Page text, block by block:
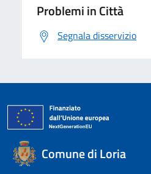
Problemi in Città
Segnala disservizio
Comune di Loria